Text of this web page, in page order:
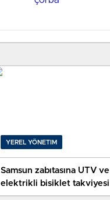
YEREL YÖNETIM
Samsun zabıtasına UTV ve
elektrikli bisiklet takviyesi